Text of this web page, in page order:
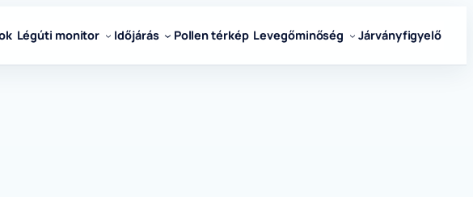
Légúti monitor Időjárás Pollen térkép Levegőminőség Járványfigyelő